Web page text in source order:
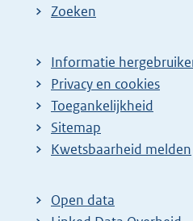
Zoeken
Informatie
Privacy en cookies
Toegankelijkheid
Sitemap
E
t
e
Kwetsbaarheid melden
Open data